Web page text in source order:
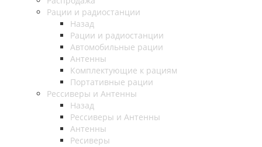
Рации и радиостанции
Назад
Рации и радиостанции
Автомобильные рации
Антенны
Комплектующие к рациям
Портативные рации
Рессиверы и Антенны
Назад
Рессиверы и Антенны
Антенны
Ресиверы